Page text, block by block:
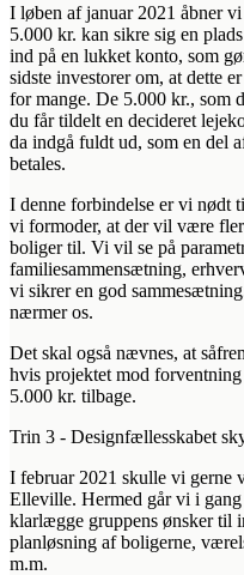
I løben af januar 2021 åbner
5.000 kr. kan sikre sig en
ind på en lukket konto, som
sidste investorer om, at dette
for mange. De 5.000 kr., som
du får tildelt en decideret
da indgå fuldt ud, som en del
betales.
I denne forbindelse er vi nødt
vi formoder, at der vil være
boliger til. Vi vil se på
familiesammensætning,
vi sikrer en god
nærmer os.
Det skal også nævnes, at
hvis projektet mod
5.000 kr. tilbage.
Trin 3 - Designfællesskabet
I februar 2021 skulle vi gerne
Elleville. Hermed går vi i
klarlægge gruppens ønsker til
planløsning af boligerne,
m.m.